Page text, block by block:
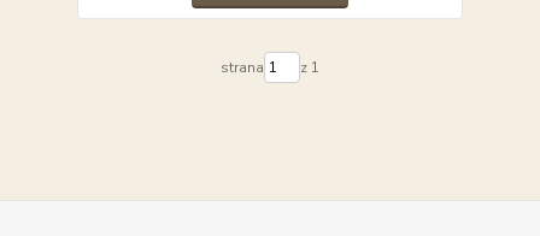
strana z 1